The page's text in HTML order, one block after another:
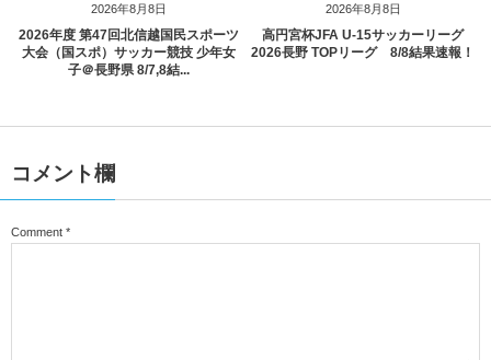
2026年8月8日
2026年度 第47回北信越国民スポーツ
大会（国スポ）サッカー競技 少年女
子＠長野県 8/7,8結...
2026年8月8日
高円宮杯JFA U-15サッカーリーグ
2026長野 TOPリーグ 8/8結果速報！
コメント欄
Comment *